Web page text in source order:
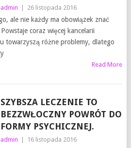
admin 26 listopada 2016
ale nie każdy ma obowiązek znać
coraz więcej kancelarii
towarzyszą różne problemy, dlatego
Read More
SZYBSZA LECZENIE TO
BEZZWŁOCZNY POWRÓT DO
FORMY PSYCHICZNEJ.
admin 16 listopada 2016